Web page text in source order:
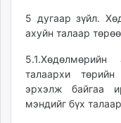
5 дугаар зүйл.
ахуйн талаар
талаархи
эрхэлж байгаа
мэндийг бүх